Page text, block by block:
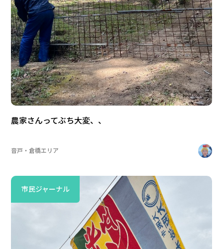
農家さんってぶち大変、、
音戸・倉橋エリア
市民ジャーナル